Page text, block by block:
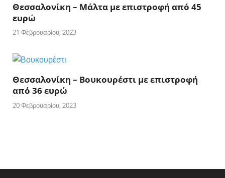
Θεσσαλονίκη – Μάλτα με επιστροφή από 45
ευρώ
21 Φεβρουαρίου, 2023
Θεσσαλονίκη – Βουκουρέστι με επιστροφή
από 36 ευρώ
20 Φεβρουαρίου, 2023